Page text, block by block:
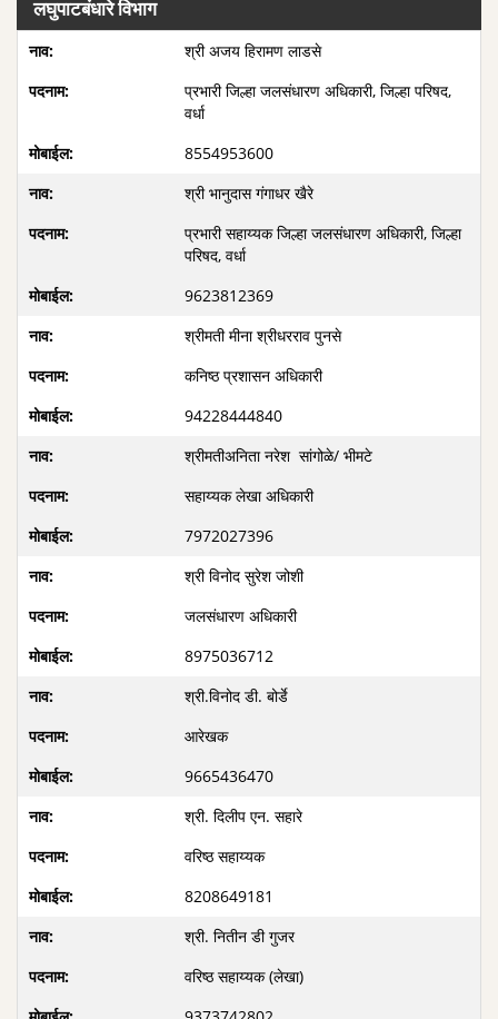
लघुपाटबंधारे विभाग
श्री अजय हिरामण लाडसे
प्रभारी जिल्हा जलसंधारण अधिकारी, जिल्हा परिषद,
वर्धा
8554953600
श्री भानुदास गंगाधर खैरे
प्रभारी सहाय्यक जिल्हा जलसंधारण अधिकारी, जिल्हा
परिषद, वर्धा
9623812369
श्रीमती मीना श्रीधरराव पुनसे
कनिष्ठ प्रशासन अधिकारी
94228444840
श्रीमतीअनिता नरेश ‍ सांगोळे/ भीमटे
सहाय्यक लेखा अधिकारी
7972027396
श्री विनोद सुरेश जोशी
जलसंधारण अधिकारी
8975036712
श्री.विनोद डी. बोर्डे
आरेखक
9665436470
श्री. दिलीप एन. सहारे
वरिष्ठ सहाय्यक
8208649181
श्री. नितीन डी गुजर
वरिष्ठ सहाय्यक (लेखा)